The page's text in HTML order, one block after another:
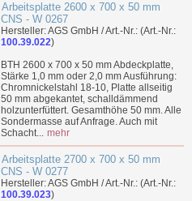
Arbeitsplatte 2600 x 700 x 50 mm
CNS - W 0267
Hersteller: AGS GmbH / Art.-Nr.: (Art.-Nr.:
100.39.022)
BTH 2600 x 700 x 50 mm Abdeckplatte,
Stärke 1,0 mm oder 2,0 mm Ausführung:
Chromnickelstahl 18-10, Platte allseitig
50 mm abgekantet, schalldämmend
holzunterfüttert. Gesamthöhe 50 mm. Alle
Sondermasse auf Anfrage. Auch mit
Schacht... mehr
Arbeitsplatte 2700 x 700 x 50 mm
CNS - W 0277
Hersteller: AGS GmbH / Art.-Nr.: (Art.-Nr.:
100.39.023)